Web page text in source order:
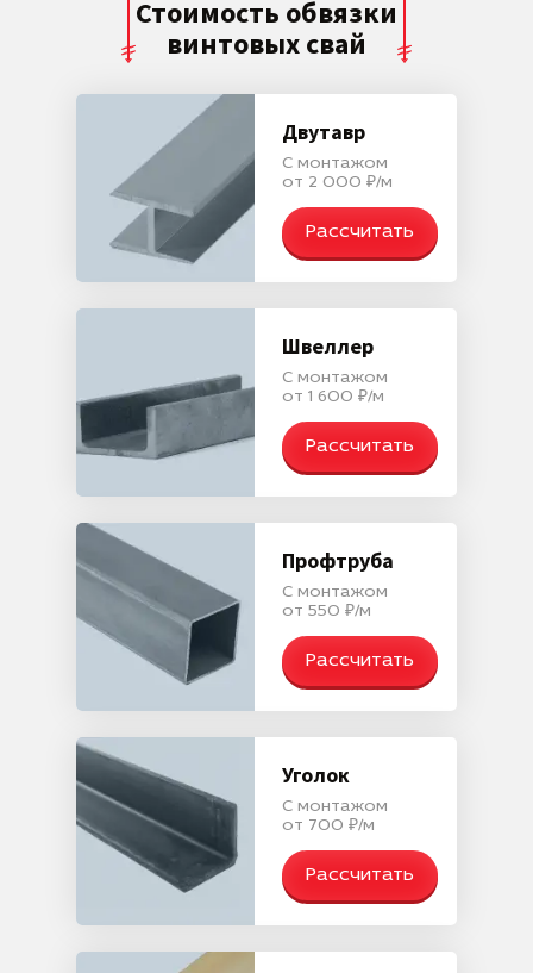
Стоимость обвязки
винтовых свай
Двутавр
С монтажом
от 2 000 ₽/м
Рассчитать
Швеллер
С монтажом
от 1 600 ₽/м
Рассчитать
Профтруба
С монтажом
от 550 ₽/м
Рассчитать
Уголок
С монтажом
от 700 ₽/м
Рассчитать